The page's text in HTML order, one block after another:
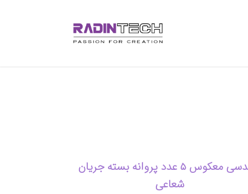
مهندسی معکوس ۵ عدد پروانه بسته جریان
شعاعی